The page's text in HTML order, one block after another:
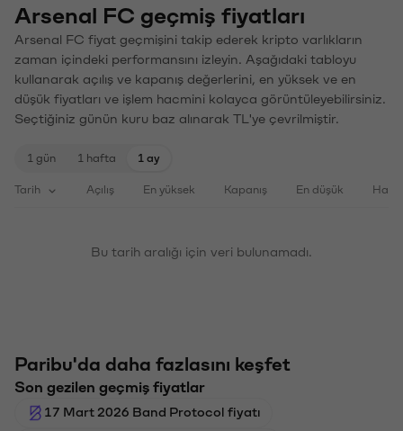
Arsenal FC geçmiş fiyatları
Arsenal FC fiyat geçmişini takip ederek kripto varlıkların
zaman içindeki performansını izleyin. Aşağıdaki tabloyu
kullanarak açılış ve kapanış değerlerini, en yüksek ve en
düşük fiyatları ve işlem hacmini kolayca görüntüleyebilirsiniz.
Seçtiğiniz günün kuru baz alınarak TL'ye çevrilmiştir.
1 gün 1 hafta 1 ay
Tarih Açılış En yüksek Kapanış En düşük
Bu tarih aralığı için veri bulunamadı.
Paribu'da daha fazlasını keşfet
Son gezilen geçmiş fiyatlar
17 Mart 2026 Band Protocol fiyatı